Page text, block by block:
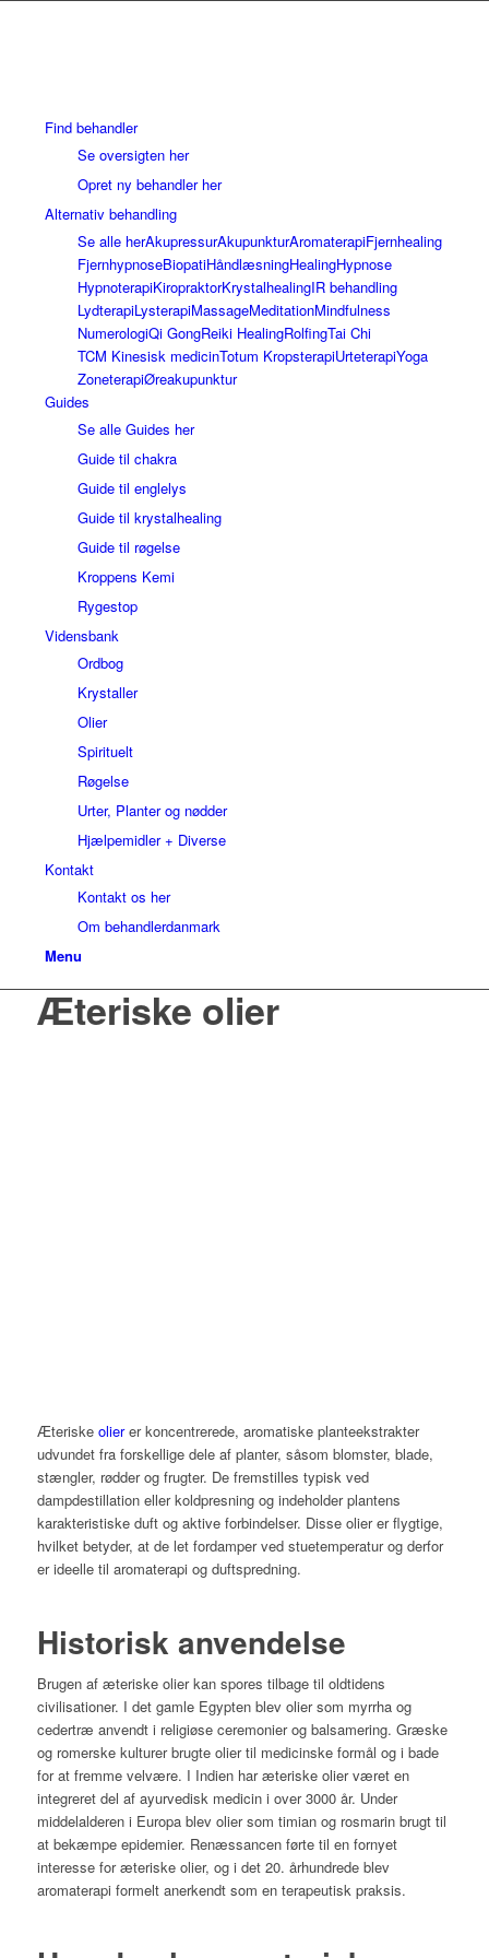
Find behandler
Se oversigten her
Opret ny behandler her
Alternativ behandling
Se alle herAkupressurAkupunkturAromaterapiFjernhealing
FjernhypnoseBiopatiHåndlæsningHealingHypnose
HypnoterapiKiropraktorKrystalhealingIR behandling
LydterapiLysterapiMassageMeditationMindfulness
NumerologiQi GongReiki HealingRolfingTai Chi
TCM Kinesisk medicinTotum KropsterapiUrteterapiYoga
ZoneterapiØreakupunktur
Guides
Se alle Guides her
Guide til chakra
Guide til englelys
Guide til krystalhealing
Guide til røgelse
Kroppens Kemi
Rygestop
Vidensbank
Ordbog
Krystaller
Olier
Spirituelt
Røgelse
Urter, Planter og nødder
Hjælpemidler + Diverse
Kontakt
Kontakt os her
Om behandlerdanmark
Menu
Æteriske olier
Æteriske olierer koncentrerede, aromatiske planteekstrakter
udvundet fra forskellige dele af planter, såsom blomster, blade,
stængler, rødder og frugter. De fremstilles typisk ved
dampdestillation eller koldpresning og indeholder plantens
karakteristiske duft og aktive forbindelser. Disse olier er flygtige,
hvilket betyder, at de let fordamper ved stuetemperatur og derfor
er ideelle til aromaterapi og duftspredning.
Historisk anvendelse
Brugen af æteriske olier kan spores tilbage til oldtidens
civilisationer. I det gamle Egypten blev olier som myrrha og
cedertræ anvendt i religiøse ceremonier og balsamering. Græske
og romerske kulturer brugte olier til medicinske formål og i bade
for at fremme velvære. I Indien har æteriske olier været en
integreret del af ayurvedisk medicin i over 3000 år. Under
middelalderen i Europa blev olier som timian og rosmarin brugt til
at bekæmpe epidemier. Renæssancen førte til en fornyet
interesse for æteriske olier, og i det 20. århundrede blev
aromaterapi formelt anerkendt som en terapeutisk praksis.